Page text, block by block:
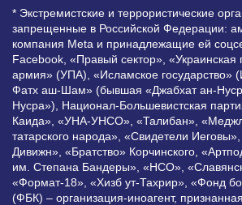
* Экстремистские и террористические
запрещенные в Российской Федерации:
компания Meta и принадлежащие ей
Facebook, «Правый сектор», «Украинская
армия» (УПА), «Исламское государство»
Фатх аш-Шам» (бывшая «Джабхат ан-
Нусра»), Национал-Большевистская
Каида», «УНА-УНСО», «Талибан»,
татарского народа», «Свидетели
Дивижн», «Братство» Корчинского,
им. Степана Бандеры», «НСО»,
«Формат-18», «Хизб ут-Тахрир», «Фонд
(ФБК) – организация-иноагент, признанная